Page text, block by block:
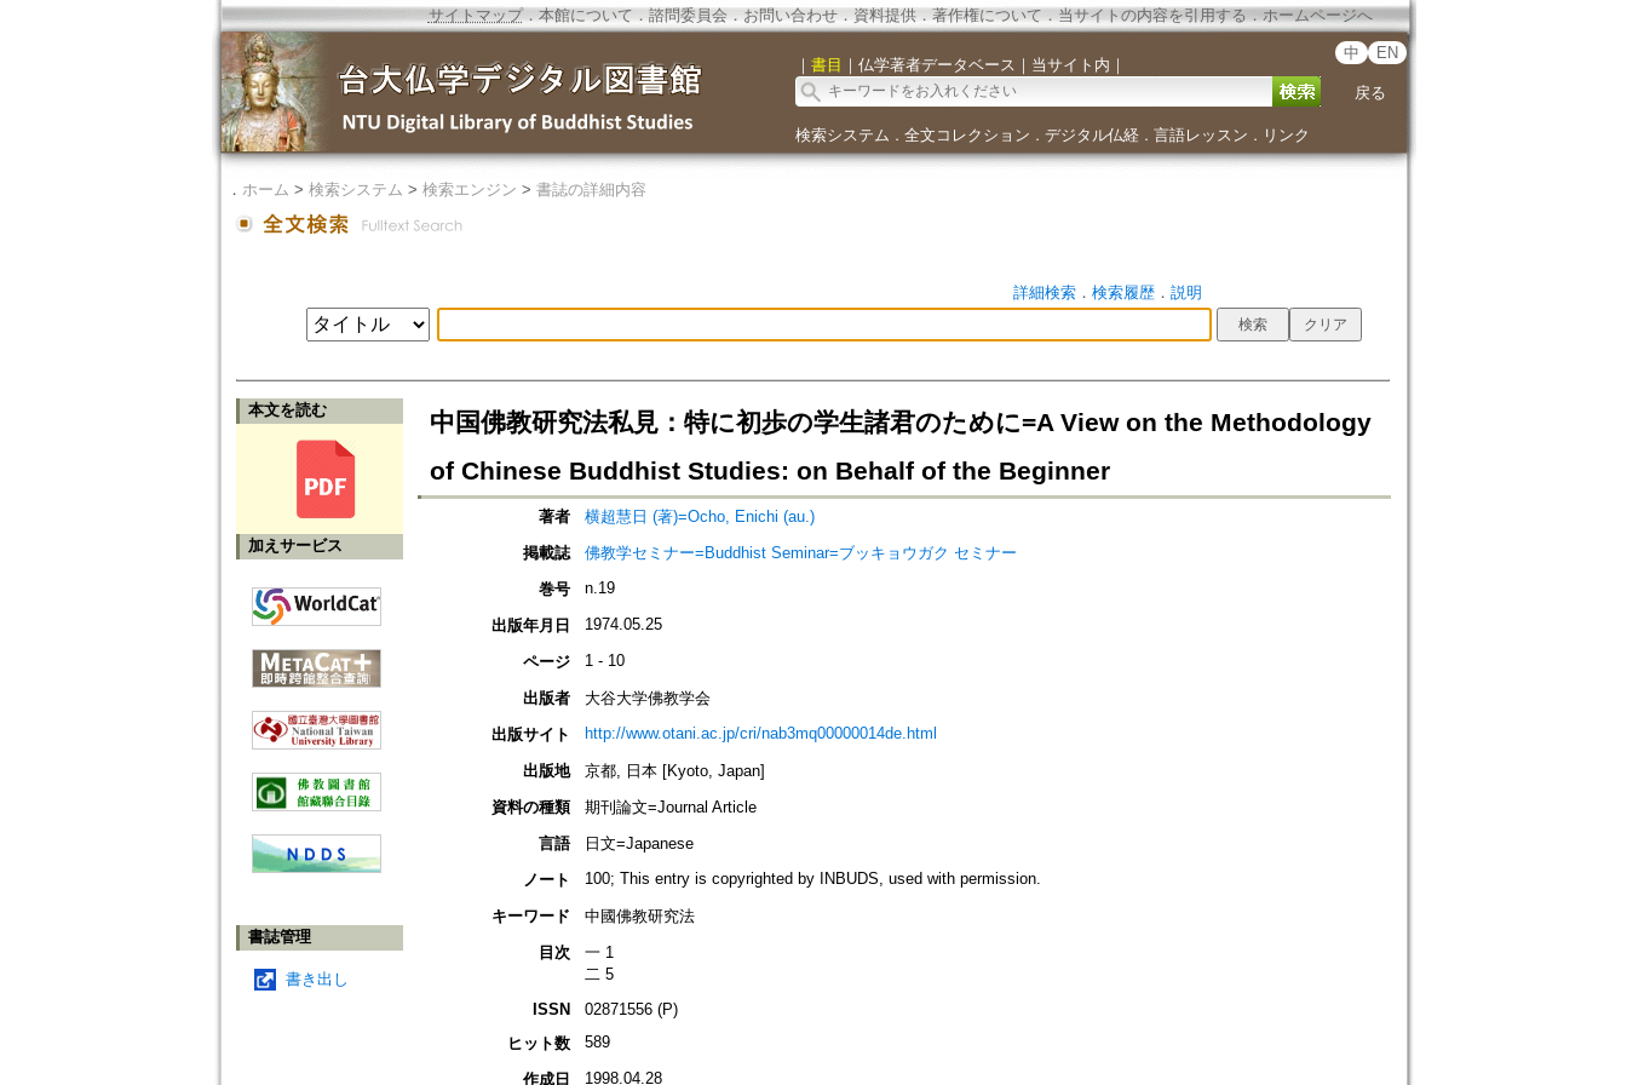
サイトマップ．本館について ． 諮問委員会． お問い合わせ． 資料提供． 著作権について．当サイトの内容を引用する ． ホームページへ
｜ 書目 ｜ 仏学著者データベース ｜ 当サイト内 ｜
中 EN
戻る
検索システム ． 全文コレクション ． デジタル仏経． 言語レッスン ． リンク
． ホーム > 検索システム > 検索エンジン > 書誌の詳細内容
詳細検索． 検索履歴． 説明
本文を読む
加えサービス
書誌管理
書き出し
中国佛教研究法私見：特に初歩の学生諸君のために=A View on the Methodology
of Chinese Buddhist Studies: on Behalf of the Beginner
著者
横超慧日 (著)=Ocho, Enichi (au.)
掲載誌
佛教学セミナー=Buddhist Seminar=ブッキョウガク セミナー
巻号
n.19
出版年月日 1974.05.25
ページ 1 - 10
出版者
大谷大学佛教学会
出版サイト
http://www.otani.ac.jp/cri/nab3mq00000014de.html
出版地
京都, 日本 [Kyoto, Japan]
資料の種類
期刊論文=Journal Article
言語
日文=Japanese
ノート
100; This entry is copyrighted by INBUDS, used with permission.
キーワード
中國佛教研究法
目次
一 1
二 5
ISSN
02871556 (P)
ヒット数
589
作成日 1998.04.28